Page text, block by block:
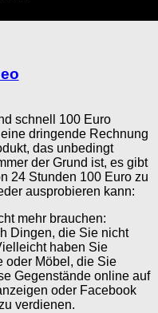
schnell 100 Euro
dringende Rechnung
das unbedingt
der Grund ist, es gibt
24 Stunden 100 Euro zu
ausprobieren kann:
mehr brauchen:
Dingen, die Sie nicht
haben Sie
oder Möbel, die Sie
Gegenstände online auf
oder Facebook
verdienen.